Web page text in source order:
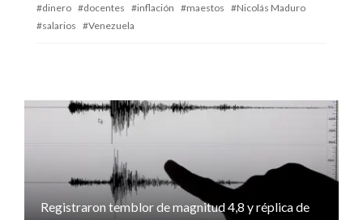
dinero
docentes inflación maestos
Nicolás Maduro
salarios
Venezuela
Registraron temblor de magnitud 4,8 y réplica de